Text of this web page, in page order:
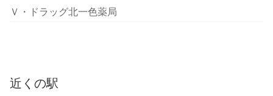
Ｖ・ドラッグ北一色薬局
近くの駅